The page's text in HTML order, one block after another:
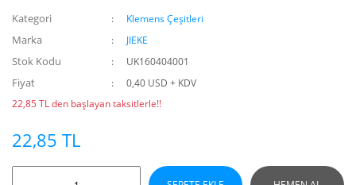
Kategori Klemens Çeşitleri
Marka JIEKE
Stok Kodu UK160404001
Fiyat
0,40 USD + KDV
22,85 TL den başlayan taksitlerle!!
22,85 TL